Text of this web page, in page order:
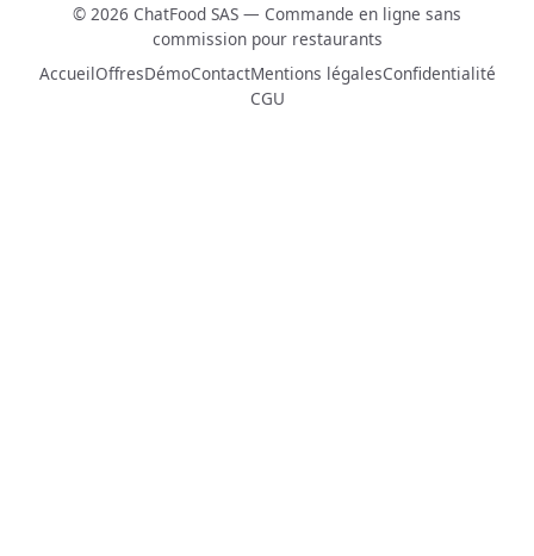
© 2026 ChatFood SAS — Commande en ligne sans
commission pour restaurants
AccueilOffresDémoContactMentions légalesConfidentialité
CGU